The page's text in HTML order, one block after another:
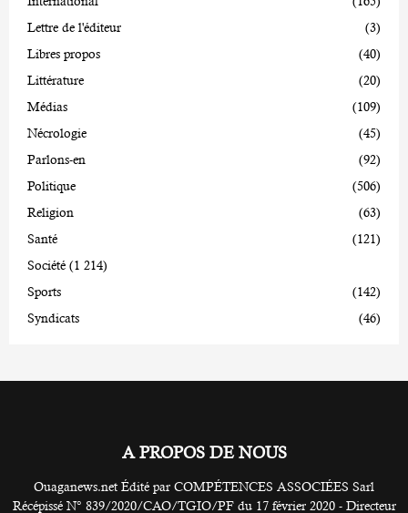
Lettre de l'éditeur
(3)
Libres propos
(40)
Littérature
(20)
Médias
(109)
Nécrologie
(45)
Parlons-en
(92)
Politique
(506)
Religion
(63)
Santé
(121)
Société (1 214)
Sports
(142)
Syndicats
(46)
A PROPOS DE NOUS
Ouaganews.net Édité par COMPÉTENCES ASSOCIÉES Sarl
Récépissé N° 839/2020/CAO/TGIO/PF du 17 février 2020 - Directeur